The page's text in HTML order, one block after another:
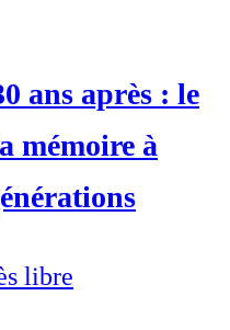
ans après : le
mémoire à
libre